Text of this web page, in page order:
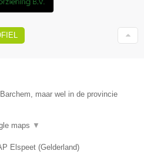
maar wel in de provincie
maps ▼
Elspeet (Gelderland)